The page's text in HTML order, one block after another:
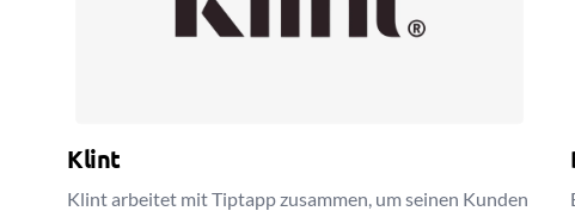
Klint
Klint arbeitet mit Tiptapp zusammen, um seinen Kunden